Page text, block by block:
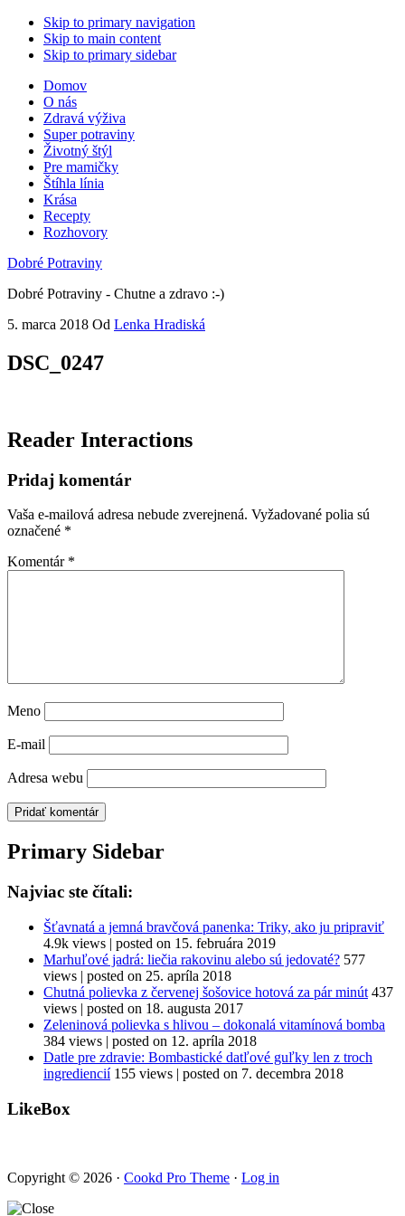
Skip to primary navigation
Skip to main content
Skip to primary sidebar
Domov
O nás
Zdravá výživa
Super potraviny
Životný štýl
Pre mamičky
Štíhla línia
Krása
Recepty
Rozhovory
Dobré Potraviny
Dobré Potraviny - Chutne a zdravo :-)
5. marca 2018 Od Lenka Hradiská
DSC_0247
Reader Interactions
Pridaj komentár
Vaša e-mailová adresa nebude zverejnená. Vyžadované polia sú
označené *
Komentár *
Meno
E-mail
Adresa webu
Primary Sidebar
Najviac ste čítali:
Šťavnatá a jemná bravčová panenka: Triky, ako ju pripraviť
4.9k views | posted on 15. februára 2019
Marhuľové jadrá: liečia rakovinu alebo sú jedovaté? 577
views | posted on 25. apríla 2018
Chutná polievka z červenej šošovice hotová za pár minút 437
views | posted on 18. augusta 2017
Zeleninová polievka s hlivou – dokonalá vitamínová bomba
384 views | posted on 12. apríla 2018
Datle pre zdravie: Bombastické datľové guľky len z troch
ingrediencií 155 views | posted on 7. decembra 2018
LikeBox
Copyright © 2026 · Cookd Pro Theme · Log in